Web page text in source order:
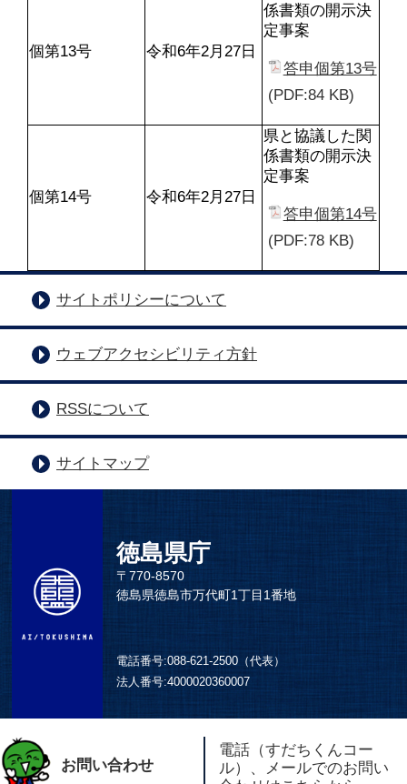
個第13号 令和6年2月27日
係書類の開示決
定事案
答申個第13号
(PDF:84 KB)
個第14号 令和6年2月27日
県と協議した関
係書類の開示決
定事案
答申個第14号
(PDF:78 KB)
サイトポリシーについて
ウェブアクセシビリティ方針
RSSについて
サイトマップ
徳島県庁
〒770-8570
徳島県徳島市万代町1丁目1番地
電話番号:088-621-2500（代表）
法人番号:4000020360007
お問い合わせ
電話（すだちくんコー
ル）、メールでのお問い